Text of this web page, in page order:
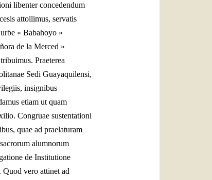
libenter concedendum
attollimus, servatis
« Babahoyo »
de la Merced »
Praeterea
Sedi Guayaquilensi,
insignibus
etiam ut quam
Congruae sustentationi
quae ad praelaturam
alumnorum
de Institutione
Quod vero attinet ad